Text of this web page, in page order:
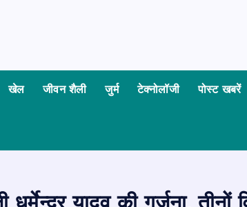
खेल जीवन शैली जुर्म टेक्नोलॉजी पोस्ट खबरें